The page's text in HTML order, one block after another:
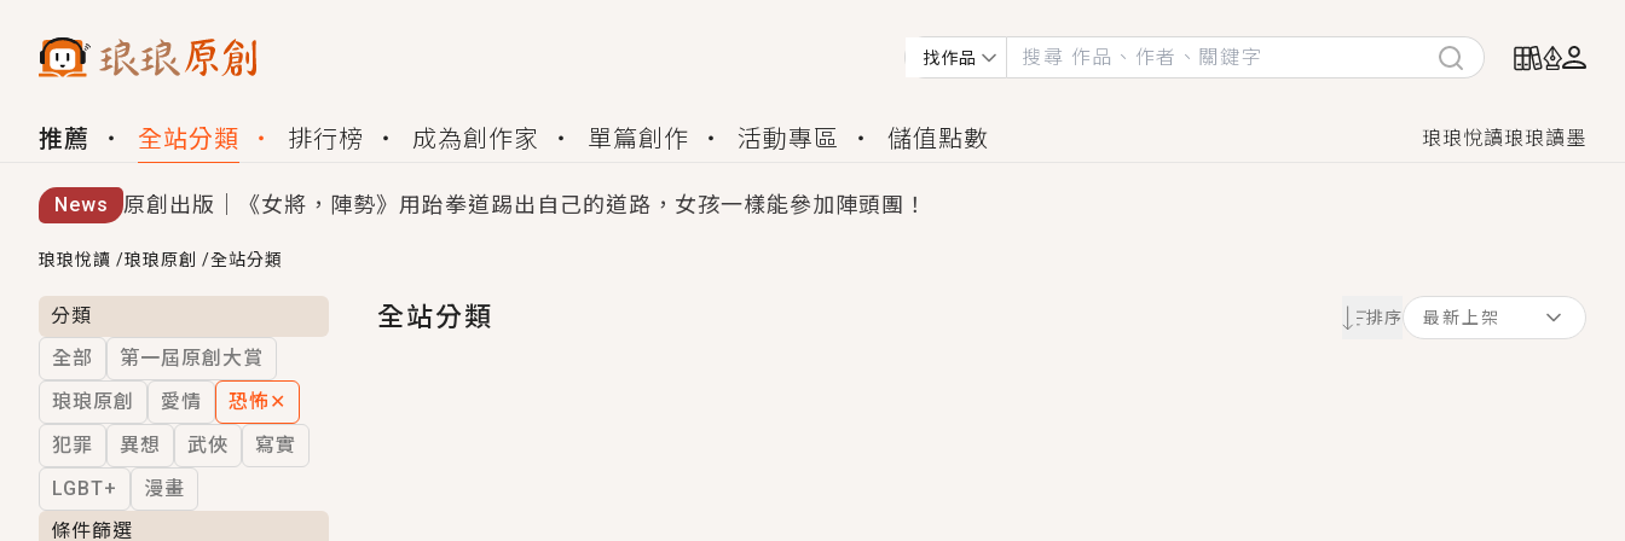
找作品
推薦 全站分類 排行榜 成為創作家 單篇創作 活動專區 儲值點數 琅琅悅讀琅琅讀墨
News 原創出版｜《女將，陣勢》用跆拳道踢出自己的道路，女孩一樣能參加陣頭團！
創,作家招募｜華文小說創作首選！有機會獲得豐富廣宣資源、專屬服務與獨享福利！
小編心動書單｜《離婚你提的，二婚嫁大佬，你哭什麼？》追妻火葬場！前夫失憶移情別戀，她頭也不回找新歡，他居然還後悔了？
GL｜《夏日與檸檬與重疊世界》炎熱的夏日、檸檬的香氣、互相愛慕的兩位少女，今夏最推純愛GL漫畫！
BL｜《費洛蒙中毒》救命！特殊費洛蒙體質世界觀，無法抗拒的吸引力，已中毒Σ>―(〃°ω°〃)♡→
OMG你嚇到我了｜《陰陽鬼店》上班族買了房子模型，但現實中買下的竟是屬於他的停屍櫃？！
言情｜《國語推行員》每個人心中都有一個連自己也無法改變的永恆， 他的一生將不由自主追逐著她……
琅琅悅讀 /琅琅原創 /全站分類
分類
全部
第一屆原創大賞
琅琅原創
愛情 恐怖 ✕
犯罪
異想 武俠
寫實
LGBT+
漫畫
條件篩選
全站分類 排序 最新上架